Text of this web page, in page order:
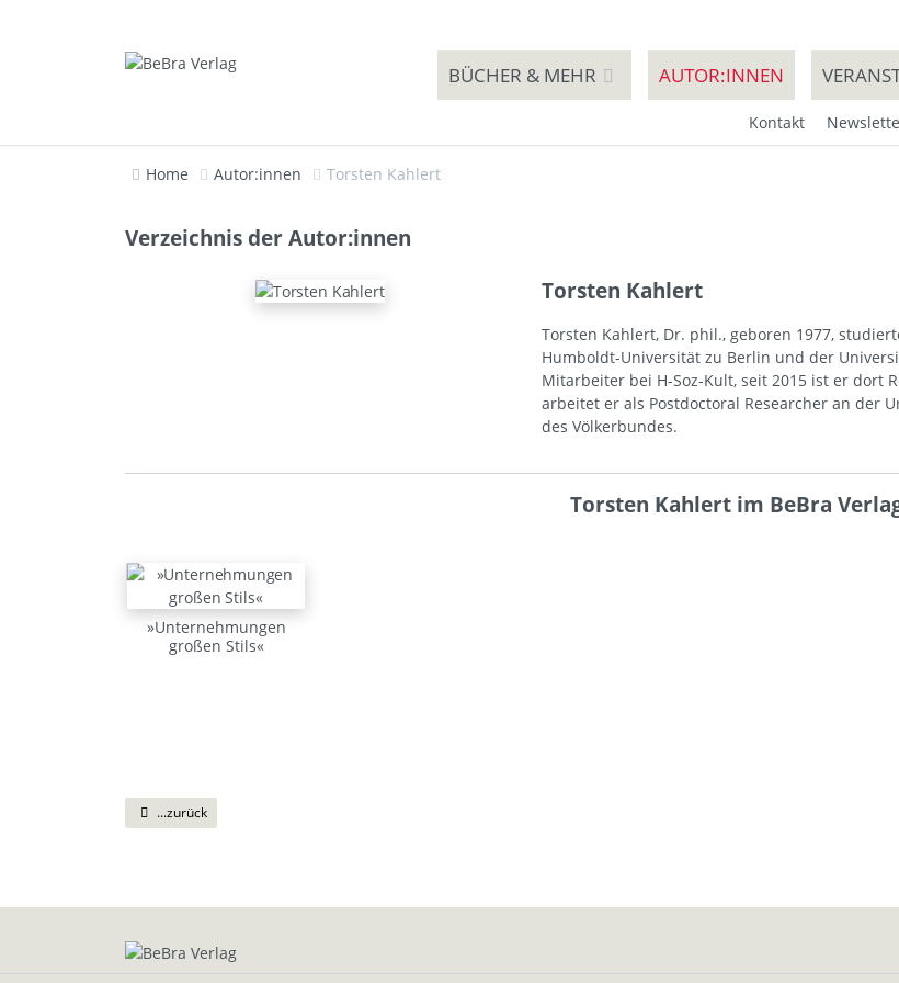
BÜCHER & MEHR AUTOR:INNEN
Kontakt
Home Autor:innen Torsten Kahlert
Verzeichnis der Autor:innen
Torsten Kahlert
Torsten Kahlert, Dr. phil., geboren 1977,
Humboldt-Universität zu Berlin und der
Mitarbeiter bei H-Soz-Kult, seit 2015 ist er dort
arbeitet er als Postdoctoral Researcher an der
des Völkerbundes.
Torsten Kahlert im BeBra
»Unternehmungen
großen Stils«
...zurück